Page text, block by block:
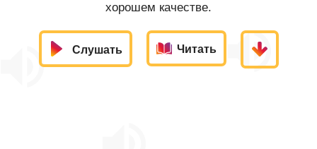
хорошем качестве.
Слушать Читать